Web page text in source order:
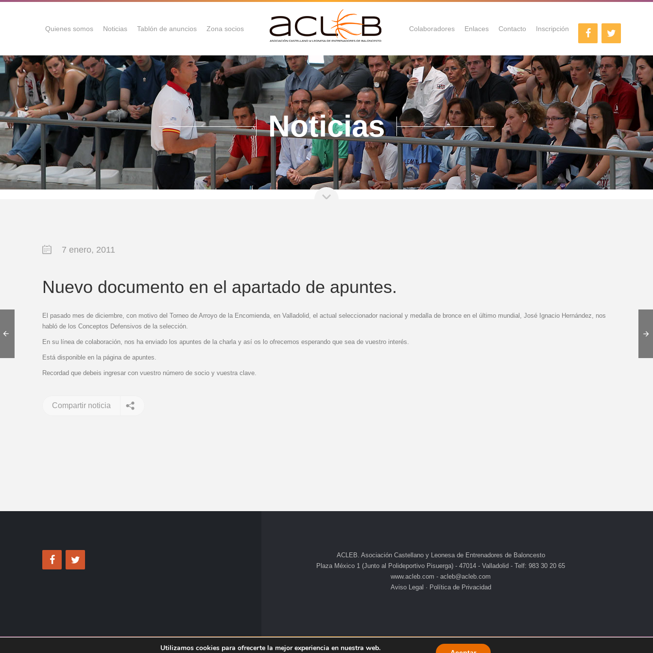
Quienes somos Noticias Tablón de anuncios Zona socios Colaboradores Enlaces Contacto Inscripción
Noticias
7 enero, 2011
Nuevo documento en el apartado de apuntes.
El pasado mes de diciembre, con motivo del Torneo de Arroyo de la Encomienda, en Valladolid, el actual seleccionador nacional y medalla de bronce en el último mundial, José Ignacio Hernández, nos
habló de los Conceptos Defensivos de la selección.
En su línea de colaboración, nos ha enviado los apuntes de la charla y así os lo ofrecemos esperando que sea de vuestro interés.
Está disponible en la página de apuntes.
Recordad que debeis ingresar con vuestro número de socio y vuestra clave.
Compartir noticia
ACLEB. Asociación Castellano y Leonesa de Entrenadores de Baloncesto
Plaza México 1 (Junto al Polideportivo Pisuerga) - 47014 - Valladolid - Telf: 983 30 20 65
www.acleb.com - acleb@acleb.com
Aviso Legal · Política de Privacidad
Utilizamos cookies para ofrecerte la mejor experiencia en nuestra web.